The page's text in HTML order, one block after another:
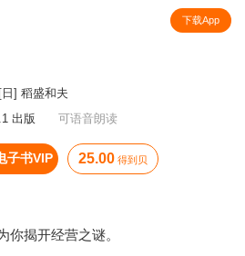
下载App
[日] 稻盛和夫
出版
可语音朗读
子书VIP 25.00 得到贝
你揭开经营之谜。